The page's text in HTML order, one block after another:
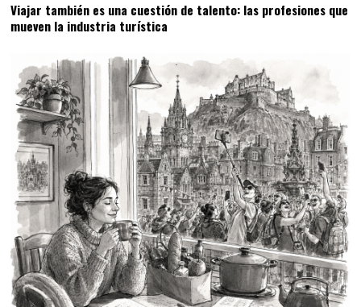
Viajar también es una cuestión de talento: las profesiones que
mueven la industria turística